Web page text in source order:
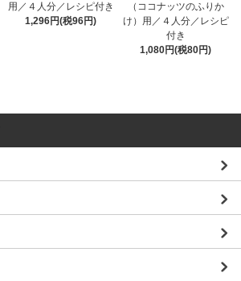
用／４人分／レシピ付き
1,296円(税96円)
（ココナッツのふりか
け）用／４人分／レシピ
付き
1,080円(税80円)